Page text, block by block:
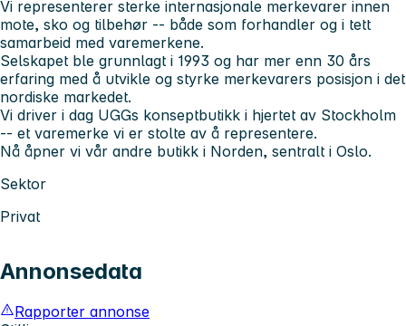
Vi representerer sterke internasjonale merkevarer innen
mote, sko og tilbehør -- både som forhandler og i tett
samarbeid med varemerkene.
Selskapet ble grunnlagt i 1993 og har mer enn 30 års
erfaring med å utvikle og styrke merkevarers posisjon i det
nordiske markedet.
Vi driver i dag UGGs konseptbutikk i hjertet av Stockholm
-- et varemerke vi er stolte av å representere.
Nå åpner vi vår andre butikk i Norden, sentralt i Oslo.
Sektor
Privat
Annonsedata
Rapporter annonse